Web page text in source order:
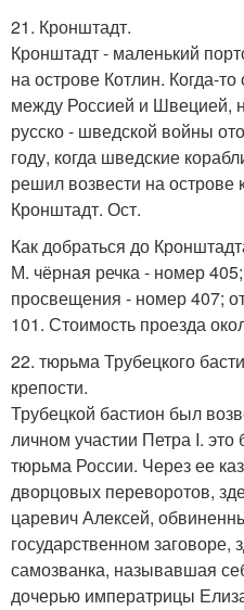
21. Кронштадт.
Кронштадт - маленький
на острове Котлин. Когда-
между Россией и Швецией,
русско - шведской войны
году, когда шведские
решил возвести на острове
Кронштадт. Ост.
Как добраться до
М. чёрная речка - номер
просвещения - номер 407;
101. Стоимость проезда
22. тюрьма Трубецкого
крепости.
Трубецкой бастион был
личном участии Петра I.
тюрьма России. Через ее
дворцовых переворотов,
царевич Алексей,
государственном заговоре,
самозванка, называвшая
дочерью императрицы